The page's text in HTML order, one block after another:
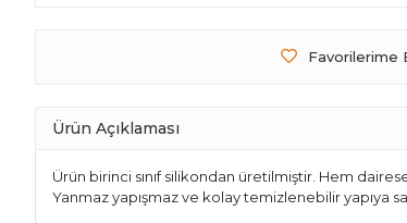
Favorilerime
Ürün Açıklaması
Ürün birinci sınıf silikondan üretilmiştir. Hem
Yanmaz yapışmaz ve kolay temizlenebilir yapıya